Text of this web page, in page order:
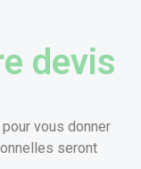
devis
vous donner
seront